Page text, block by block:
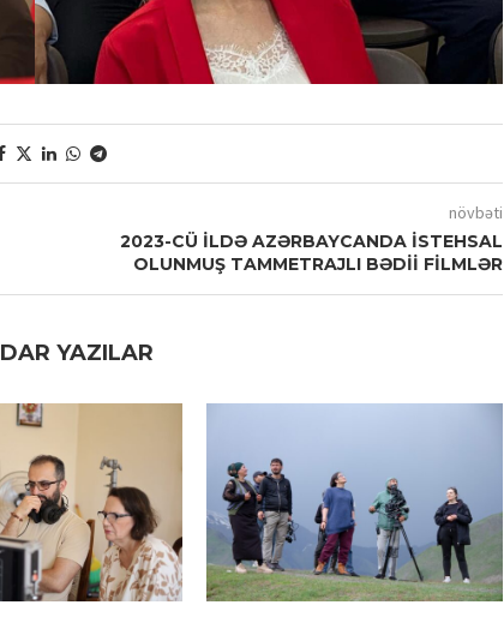
növbəti
2023-CÜ İLDƏ AZƏRBAYCANDA İSTEHSAL
OLUNMUŞ TAMMETRAJLI BƏDİİ FİLMLƏR
YAZILAR